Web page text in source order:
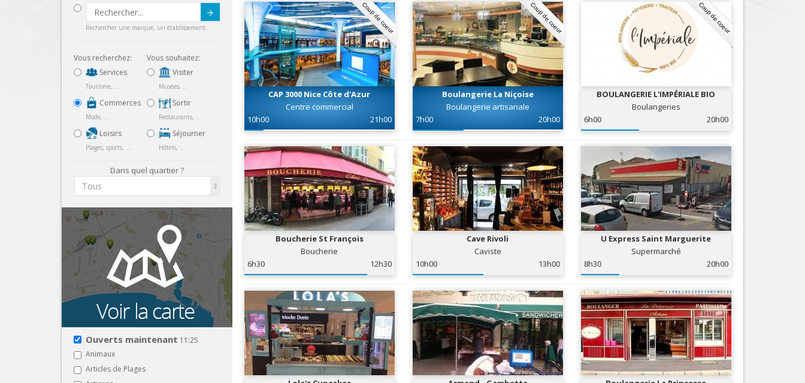
Commerces
Loisirs
Plages, sports, ...
Tourisme, ...
Nice les Collines Niçoises
Nice le petit Marais Niçois
Nice la plaine du Var
Nice Aéroport
Rechercher une marque, un établissement...
Vous recherchez:
Services
Tourisme, ...
Commerces
Mode, ...
Loisirs
Plages, sports, ...
Vous souhaitez:
Visiter
Musées, ...
Sortir
Restaurants, ...
Séjourner
Hôtels, ...
Dans quel quartier ?
Tous
Ouverts maintenant 11:25
Animaux
Articles de Plages
Coup de coeur
CAP 3000 Nice Côte d'Azur
Centre commercial
10h00
21h00
Coup de coeur
Boulangerie La Niçoise
Boulangerie artisanale
7h00
20h00
Coup de coeur
BOULANGERIE L'IMPÉRIALE BIO
Boulangeries
6h00
20h00
Boucherie St François
Boucherie
6h30
12h30
Cave Rivoli
Caviste
10h00
13h00
U Express Saint Marguerite
Supermarché
8h30
20h00